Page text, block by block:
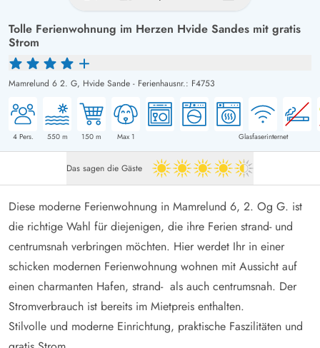
Tolle Ferienwohnung im Herzen Hvide Sandes mit gratis
Strom
Mamrelund 6 2. G, Hvide Sande - Ferienhausnr.: F4753
4Pers. 550m 150 m Max 1 Glasfaserinternet
Das sagen die Gäste 4.5 von 5
Diese moderne Ferienwohnung in Mamrelund 6, 2. Og G. ist
die richtige Wahl für diejenigen, die ihre Ferien strand- und
centrumsnah verbringen möchten. Hier werdet Ihr in einer
schicken modernen Ferienwohnung wohnen mit Aussicht auf
einen charmanten Hafen, strand- als auch centrumsnah. Der
Stromverbrauch ist bereits im Mietpreis enthalten.
Stilvolle und moderne Einrichtung, praktische Faszilitäten und